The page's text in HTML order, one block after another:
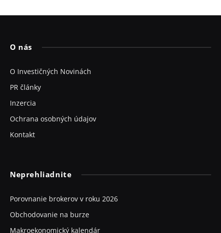
O nás
O Investičných Novinách
PR články
Inzercia
Ochrana osobných údajov
Kontakt
Neprehliadnite
Porovnanie brokerov v roku 2026
Obchodovanie na burze
Makroekonomický kalendár